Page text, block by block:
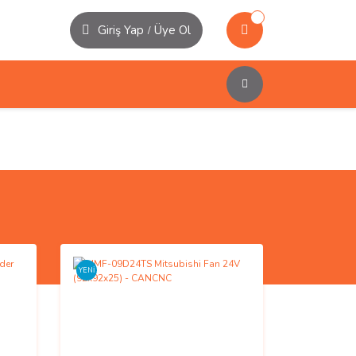
Giriş Yap / Üye Ol
YENİ